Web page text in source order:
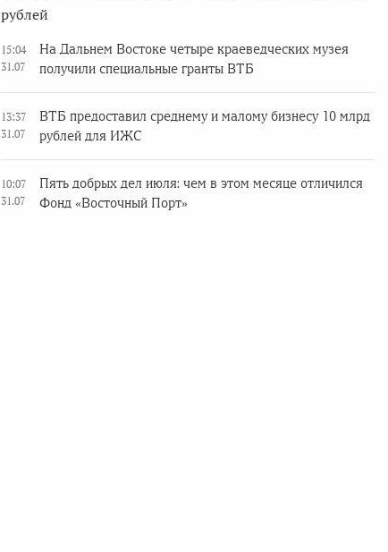
рублей
15:04
31.07
На Дальнем Востоке четыре краеведческих музея
получили специальные гранты ВТБ
13:37
31.07
ВТБ предоставил среднему и малому бизнесу 10 млрд
рублей для ИЖС
10:07
31.07
Пять добрых дел июля: чем в этом месяце отличился
Фонд «Восточный Порт»